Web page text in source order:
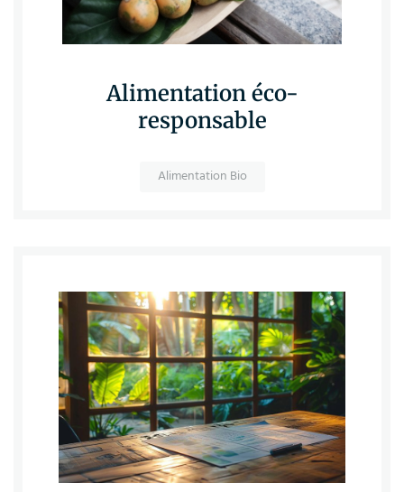
Alimentation éco-
responsable
Alimentation Bio